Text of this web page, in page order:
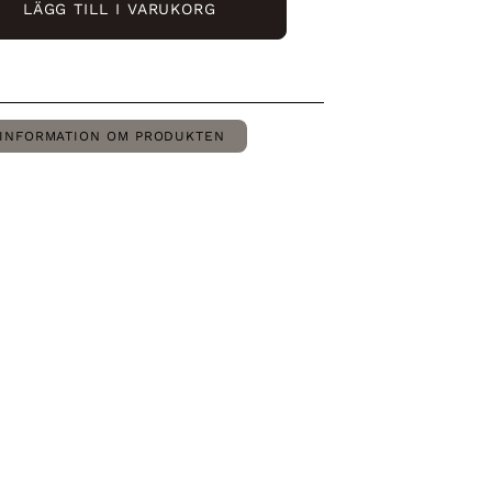
LÄGG TILL I VARUKORG
OM PRODUKTEN